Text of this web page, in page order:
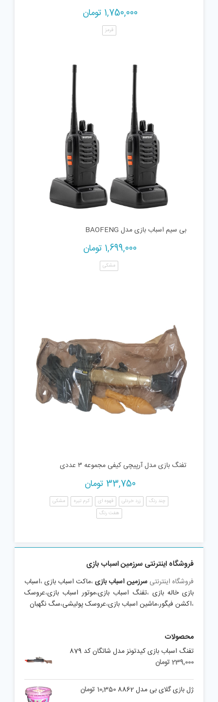
1,750,000 تومان
قرمز
بی سیم اسباب بازی مدل BAOFENG
1,699,000 تومان
مشکی
تفنگ بازی مدل آرپیچی کیفی مجموعه ۳ عددی
33,750 تومان
چند رنگ زرد خردلی قهوه ای کرم تیره
مشکی
هفت رنگ
فروشگاه اینترنتی سرزمین اسباب بازی
فروشگاه اینترنتی سرزمین اسباب بازی،ماکت اسباب بازی،اسباب
بازی خاله بازی ،تفنگ اسباب بازی،موتور اسباب بازی،عروسک
،اکشن فیگور،ماشین اسباب بازی،عروسک پولیشی،سگ نگهبان
محصولات
تفنگ اسباب بازی کیدتونز مدل شاتگان کد 879
239,000تومان
ژل بازی گلای بی مدل 8862 10,350 تومان